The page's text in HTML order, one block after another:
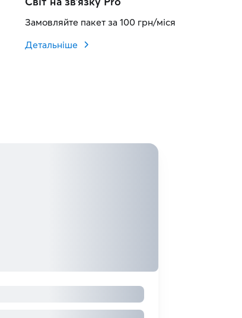
Замовляйте пакет за 100 грн/місяць та
Детальніше